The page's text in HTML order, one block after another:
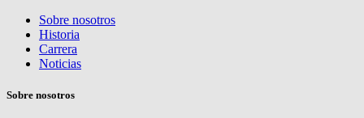
Sobre nosotros
Historia
Carrera
Noticias
Sobre nosotros